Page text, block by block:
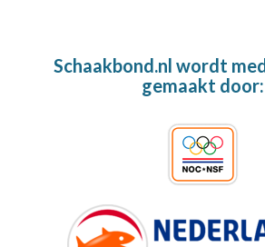
Schaakbond.nl wordt
gemaakt door: